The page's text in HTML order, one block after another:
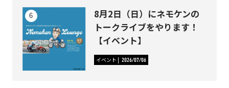
8月2日（日）にネモケンの
トークライブをやります！
【イベント】
イベント 2026/07/06